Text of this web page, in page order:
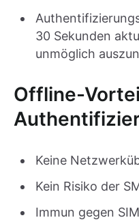
30 Sekunden
unmöglich
Offline-
Keine
Kein Risiko der
Immun gegen